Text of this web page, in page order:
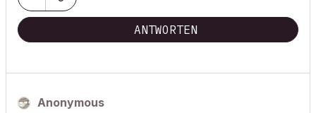
ANTWORTEN
Anonymous